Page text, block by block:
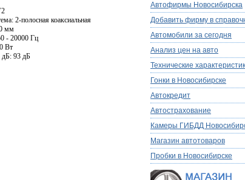
2-полосная коаксиальная
мм
- 20000 Гц
Вт
дБ: 93 дБ
Автофирмы Новосибирска
Добавить фирму в
Автомобили за сегодня
Анализ цен на авто
Технические
Гонки в Новосибирске
Автокредит
Автострахование
Камеры ГИБДД
Магазин автотоваров
Пробки в Новосибирске